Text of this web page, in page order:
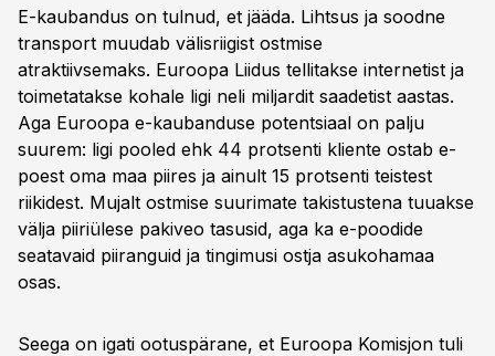
E-kaubandus on tulnud, et jääda. Lihtsus ja soodne
transport muudab välisriigist ostmise
atraktiivsemaks. Euroopa Liidus tellitakse internetist ja
toimetatakse kohale ligi neli miljardit saadetist aastas.
Aga Euroopa e-kaubanduse potentsiaal on palju
suurem: ligi pooled ehk 44 protsenti kliente ostab e-
poest oma maa piires ja ainult 15 protsenti teistest
riikidest. Mujalt ostmise suurimate takistustena tuuakse
välja piiriülese pakiveo tasusid, aga ka e-poodide
seatavaid piiranguid ja tingimusi ostja asukohamaa
osas.
Seega on igati ootuspärane, et Euroopa Komisjon tuli